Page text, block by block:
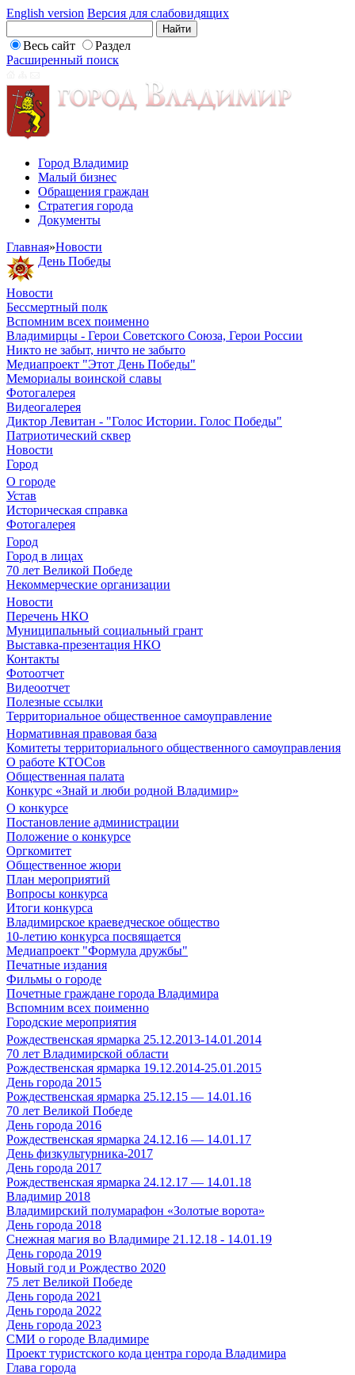
English version Версия для слабовидящих
Весь сайт
Раздел
Расширенный поиск
Город Владимир
Малый бизнес
Обращения граждан
Стратегия города
Документы
Главная»Новости
День Победы
Новости
Бессмертный полк
Вспомним всех поименно
Владимирцы - Герои Советского Союза, Герои России
Никто не забыт, ничто не забыто
Медиапроект "Этот День Победы"
Мемориалы воинской славы
Фотогалерея
Видеогалерея
Диктор Левитан - "Голос Истории. Голос Победы"
Патриотический сквер
Новости
Город
О городе
Устав
Историческая справка
Фотогалерея
Город
Город в лицах
70 лет Великой Победе
Некоммерческие организации
Новости
Перечень НКО
Муниципальный социальный грант
Выставка-презентация НКО
Контакты
Фотоотчет
Видеоотчет
Полезные ссылки
Территориальное общественное самоуправление
Нормативная правовая база
Комитеты территориального общественного самоуправления
О работе КТОСов
Общественная палата
Конкурс «Знай и люби родной Владимир»
О конкурсе
Постановление администрации
Положение о конкурсе
Оргкомитет
Общественное жюри
План мероприятий
Вопросы конкурса
Итоги конкурса
Владимирское краеведческое общество
10-летию конкурса посвящается
Медиапроект "Формула дружбы"
Печатные издания
Фильмы о городе
Почетные граждане города Владимира
Вспомним всех поименно
Городские мероприятия
Рождественская ярмарка 25.12.2013-14.01.2014
70 лет Владимирской области
Рождественская ярмарка 19.12.2014-25.01.2015
День города 2015
Рождественская ярмарка 25.12.15 — 14.01.16
70 лет Великой Победе
День города 2016
Рождественская ярмарка 24.12.16 — 14.01.17
День физкультурника-2017
День города 2017
Рождественская ярмарка 24.12.17 — 14.01.18
Владимир 2018
Владимирский полумарафон «Золотые ворота»
День города 2018
Снежная магия во Владимире 21.12.18 - 14.01.19
День города 2019
Новый год и Рождество 2020
75 лет Великой Победе
День города 2021
День города 2022
День города 2023
СМИ о городе Владимире
Проект туристского кода центра города Владимира
Глава города